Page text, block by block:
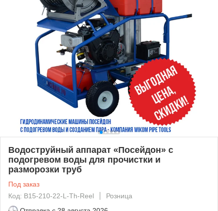
Водоструйный аппарат «Посейдон» с
подогревом воды для прочистки и
разморозки труб
Под заказ
Код: B15-210-22-L-Th-Reel
Розница